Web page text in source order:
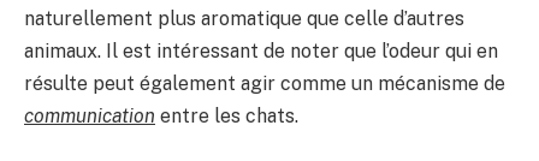
naturellement plus aromatique que celle d’autres
animaux. Il est intéressant de noter que l’odeur qui en
résulte peut également agir comme un mécanisme de
communication entre les chats.